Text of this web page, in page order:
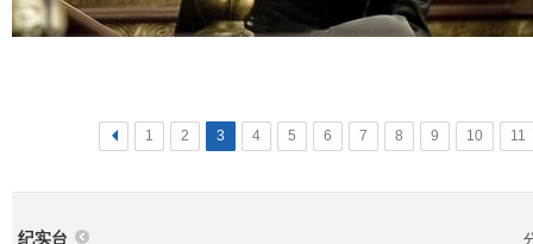
< 1 2 3 4 5 6 7 8 9 10 11
纪实台